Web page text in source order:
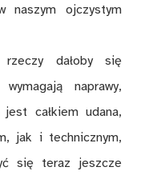
naszym ojczystym
dałoby się
naprawy,
całkiem udana,
jak i technicznym,
się teraz jeszcze